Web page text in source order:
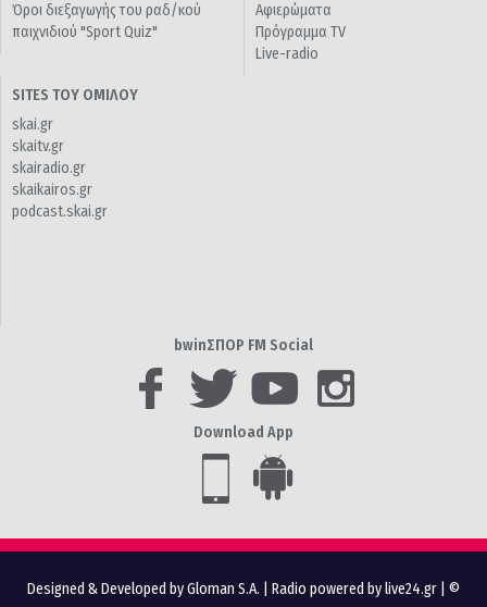
Όροι διεξαγωγής του ραδ/κού
παιχνιδιού "Sport Quiz"
Αφιερώματα
Πρόγραμμα TV
Live-radio
SITES ΤΟΥ ΟΜΙΛΟΥ
skai.gr
skaitv.gr
skairadio.gr
skaikairos.gr
podcast.skai.gr
bwinΣΠΟΡ FM Social
Download App
Designed & Developed by Gloman S.A. Radio powered by live24.gr | ©